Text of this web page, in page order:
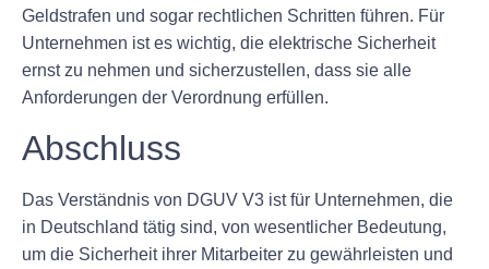
Geldstrafen und sogar rechtlichen Schritten führen. Für
Unternehmen ist es wichtig, die elektrische Sicherheit
ernst zu nehmen und sicherzustellen, dass sie alle
Anforderungen der Verordnung erfüllen.
Abschluss
Das Verständnis von DGUV V3 ist für Unternehmen, die
in Deutschland tätig sind, von wesentlicher Bedeutung,
um die Sicherheit ihrer Mitarbeiter zu gewährleisten und